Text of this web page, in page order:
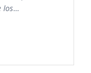
los...